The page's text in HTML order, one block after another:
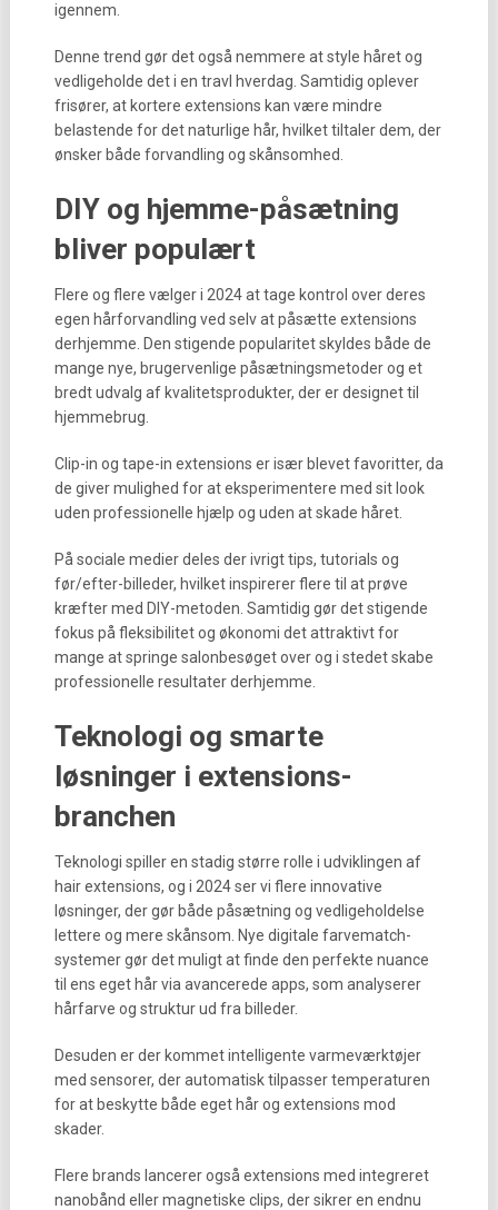
igennem.
Denne trend gør det også nemmere at style håret og
vedligeholde det i en travl hverdag. Samtidig oplever
frisører, at kortere extensions kan være mindre
belastende for det naturlige hår, hvilket tiltaler dem, der
ønsker både forvandling og skånsomhed.
DIY og hjemme-påsætning
bliver populært
Flere og flere vælger i 2024 at tage kontrol over deres
egen hårforvandling ved selv at påsætte extensions
derhjemme. Den stigende popularitet skyldes både de
mange nye, brugervenlige påsætningsmetoder og et
bredt udvalg af kvalitetsprodukter, der er designet til
hjemmebrug.
Clip-in og tape-in extensions er især blevet favoritter, da
de giver mulighed for at eksperimentere med sit look
uden professionelle hjælp og uden at skade håret.
På sociale medier deles der ivrigt tips, tutorials og
før/efter-billeder, hvilket inspirerer flere til at prøve
kræfter med DIY-metoden. Samtidig gør det stigende
fokus på fleksibilitet og økonomi det attraktivt for
mange at springe salonbesøget over og i stedet skabe
professionelle resultater derhjemme.
Teknologi og smarte
løsninger i extensions-
branchen
Teknologi spiller en stadig større rolle i udviklingen af
hair extensions, og i 2024 ser vi flere innovative
løsninger, der gør både påsætning og vedligeholdelse
lettere og mere skånsom. Nye digitale farvematch-
systemer gør det muligt at finde den perfekte nuance
til ens eget hår via avancerede apps, som analyserer
hårfarve og struktur ud fra billeder.
Desuden er der kommet intelligente varmeværktøjer
med sensorer, der automatisk tilpasser temperaturen
for at beskytte både eget hår og extensions mod
skader.
Flere brands lancerer også extensions med integreret
nanobånd eller magnetiske clips, der sikrer en endnu